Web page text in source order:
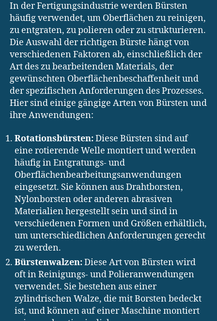
In der Fertigungsindustrie werden Bürsten
häufig verwendet, um Oberflächen zu reinigen,
zu entgraten, zu polieren oder zu strukturieren.
Die Auswahl der richtigen Bürste hängt von
verschiedenen Faktoren ab, einschließlich der
Art des zu bearbeitenden Materials, der
gewünschten Oberflächenbeschaffenheit und
der spezifischen Anforderungen des Prozesses.
Hier sind einige gängige Arten von Bürsten und
ihre Anwendungen:
Rotationsbürsten:Diese Bürsten sind auf
eine rotierende Welle montiert und werden
häufig in Entgratungs- und
Oberflächenbearbeitungsanwendungen
eingesetzt. Sie können aus Drahtborsten,
Nylonborsten oder anderen abrasiven
Materialien hergestellt sein und sind in
verschiedenen Formen und Größen erhältlich,
um unterschiedlichen Anforderungen gerecht
zu werden.
Bürstenwalzen:Diese Art von Bürsten wird
oft in Reinigungs- und Polieranwendungen
verwendet. Sie bestehen aus einer
zylindrischen Walze, die mit Borsten bedeckt
ist, und können auf einer Maschine montiert